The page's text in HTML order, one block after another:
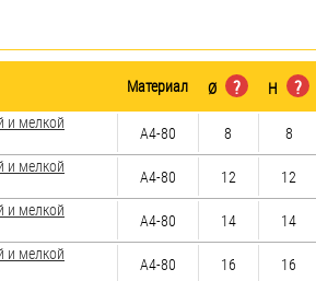
Материал Ø ? H ?
и мелкой
А4-80 8 8
и мелкой
А4-80 12 12
и мелкой
А4-80 14 14
и мелкой
А4-80 16 16